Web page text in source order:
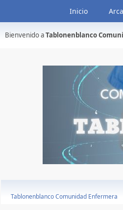
Inicio
Bienvenido aTablonenblanco
Tablonenblanco Comunidad Enfermera